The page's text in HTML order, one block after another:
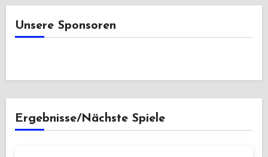
Unsere Sponsoren
Ergebnisse/Nächste Spiele